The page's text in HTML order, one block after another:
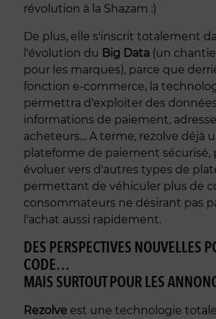
révolution à la Shazam :)
De plus, elle s'inscrit totalement
l'évolution du Big Data(un
pour les marques), parce que
fonction e-commerce, la
permettra d'exploiter des
informations de paiement,
acheteurs… A terme, rezolve déjà
plateforme de paiement sécurisé,
évoluer vers d'autres types de
permettant de véhiculer plus de
consommateurs ne désirant pas
l'achat aussi rapidement.
DES PERSPECTIVES NOUVELLES
CODE…
MAIS SURTOUT POUR LES
Rezolveest une technologie